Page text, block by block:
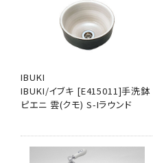
IBUKI
IBUKI/イブキ [E415011]手洗鉢
ピエニ 雲(クモ) S-Iラウンド